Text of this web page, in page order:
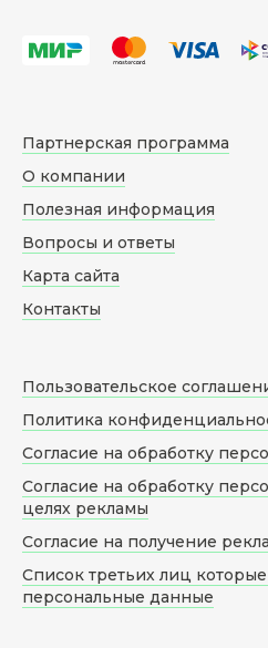
Партнерская программа
О компании
Полезная информация
Вопросы и ответы
Карта сайта
Контакты
Пользовательское
Политика
Согласие на обработку
Согласие на обработку
целях рекламы
Согласие на получение
Список третьих лиц
персональные данные